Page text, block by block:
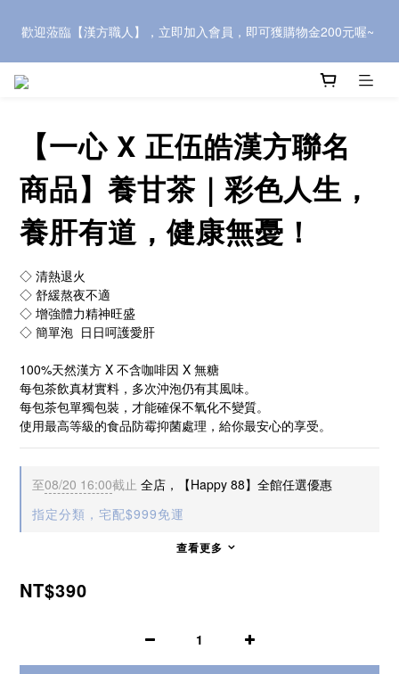
歡迎蒞臨【漢方職人】，立即加入會員，即可獲購物金200元喔~
薦優惠」連結，介紹給親朋好友~
歡迎蒞臨【漢方職人】，立即加入會員，即可獲購物金200元喔~
【一心 X 正伍皓漢方聯名
商品】養甘茶｜彩色人生，
養肝有道，健康無憂！
◇ 清熱退火
◇ 舒緩熬夜不適
◇ 增強體力精神旺盛
◇ 簡單泡  日日呵護愛肝
100%天然漢方 X 不含咖啡因 X 無糖
每包茶飲真材實料，多次沖泡仍有其風味。
每包茶包單獨包裝，才能確保不氧化不變質。
使用最高等級的食品防霉抑菌處理，給你最安心的享受。
至08/20 16:00截止 全店，【Happy 88】全館任選優惠
指定分類，宅配$999免運
查看更多
NT$390